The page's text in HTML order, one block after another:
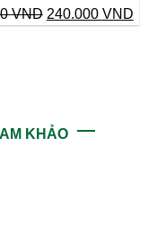
VND Giá
240.000 VND
KHẢO